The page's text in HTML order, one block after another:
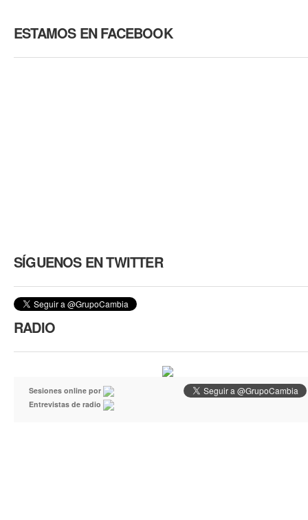
ESTAMOS EN FACEBOOK
SÍGUENOS EN TWITTER
RADIO
Sesiones online por
Entrevistas de radio